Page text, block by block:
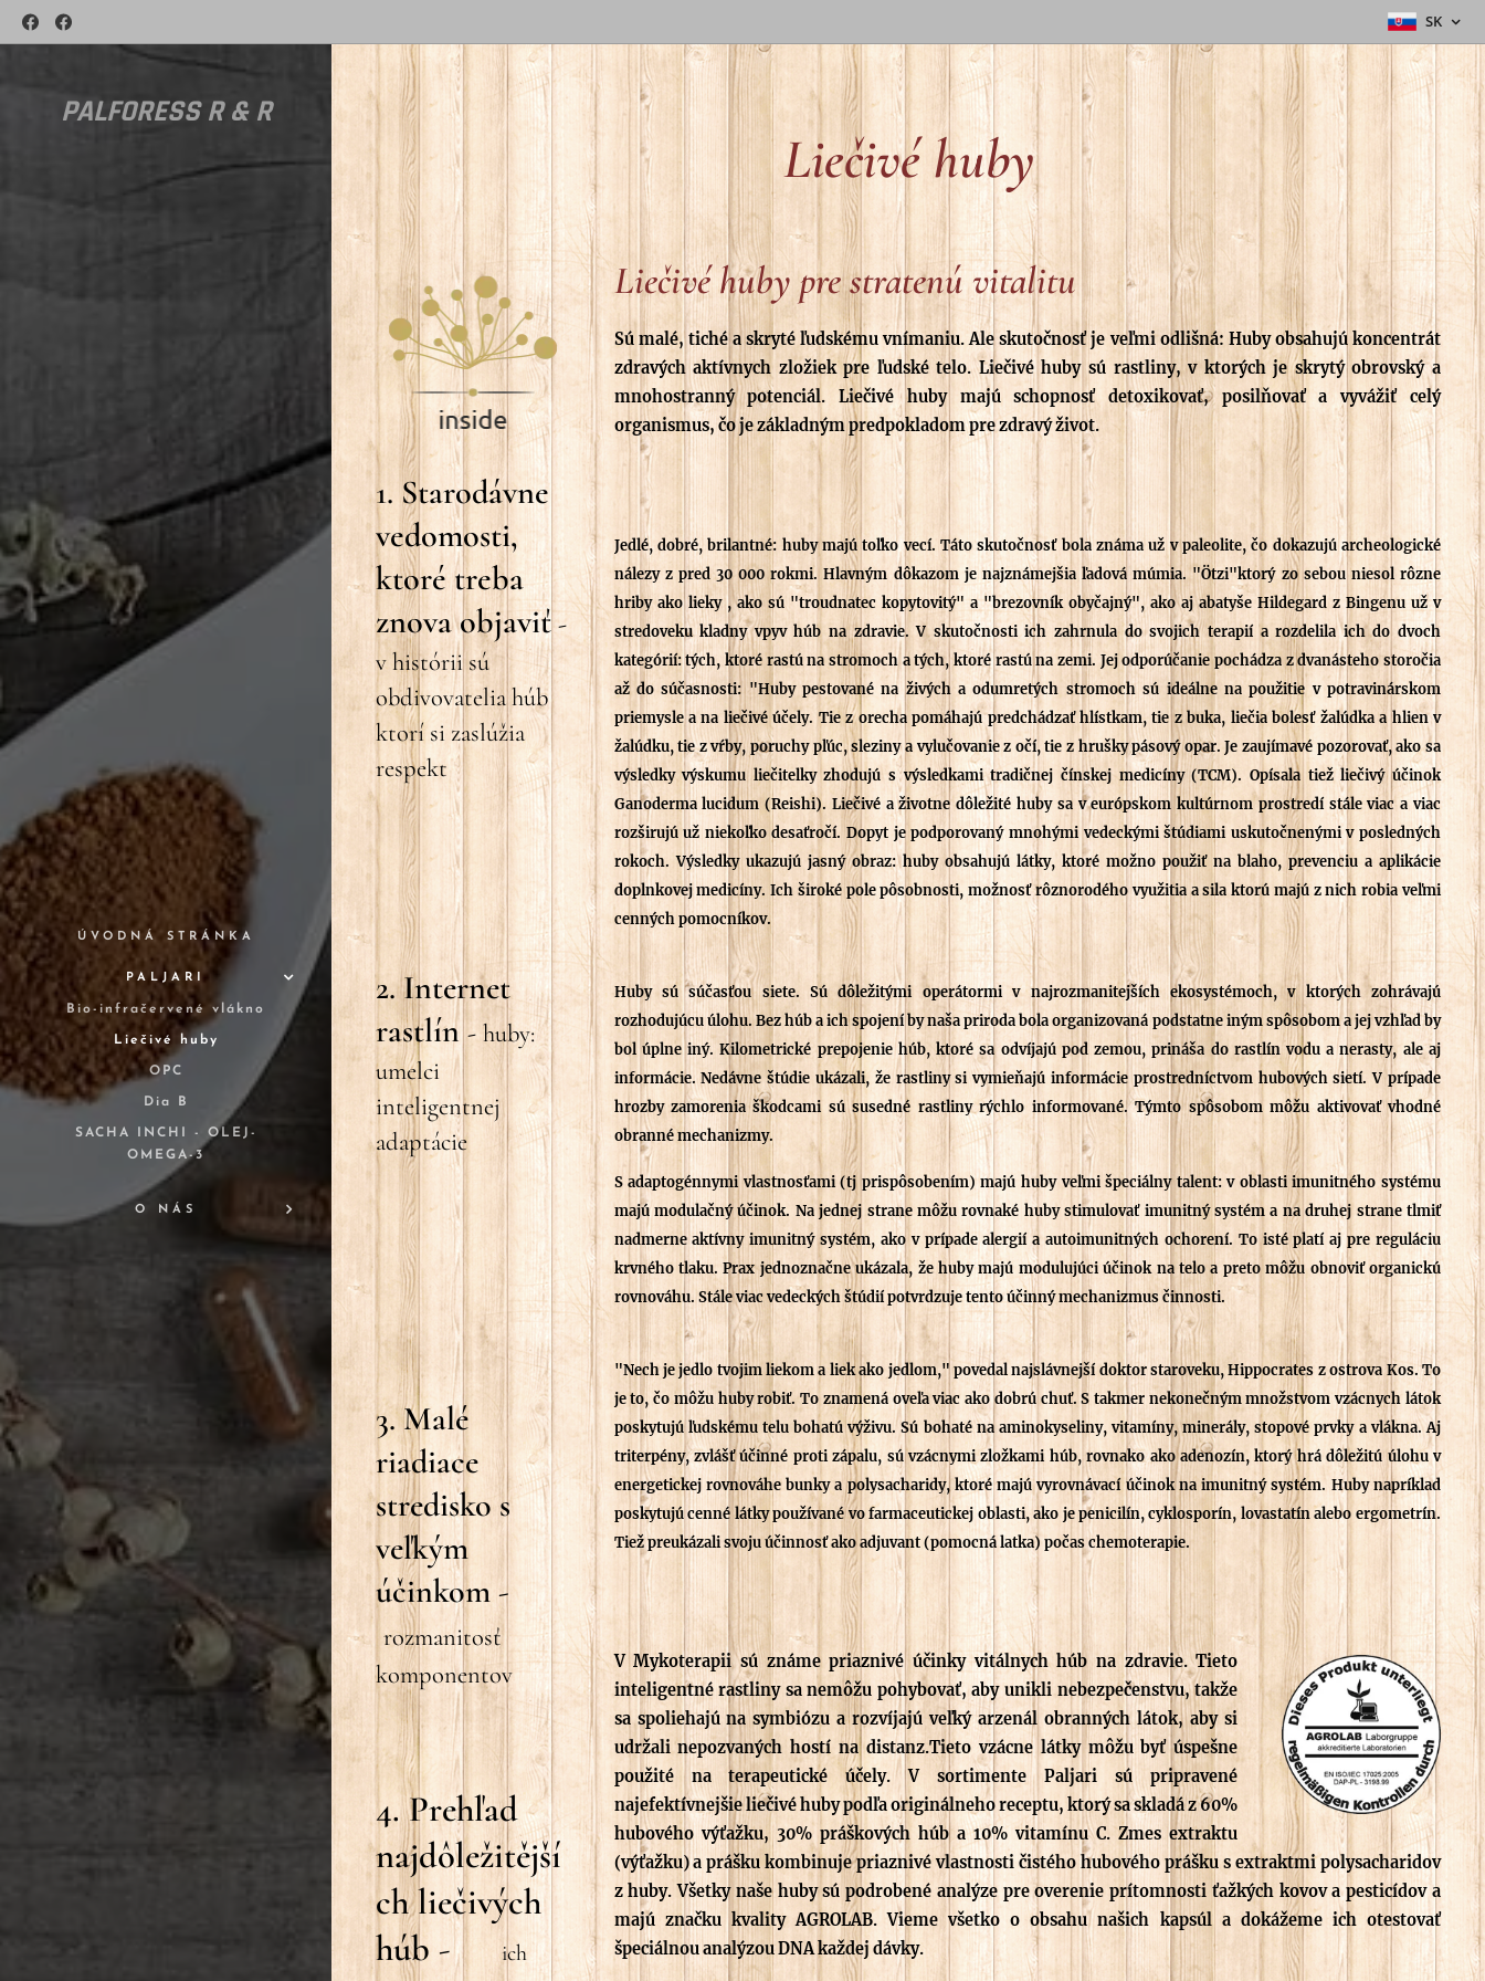
SK
PALFORESS R & R
ÚVODNÁ STRÁNKA
PALJARI
Bio-infračervené vlákno
Liečivé huby
OPC
Dia B
SACHA INCHI - OLEJ-
OMEGA-3
O NÁS
Liečivé huby
1. Starodávne
vedomosti,
ktoré treba
znova objaviť -
v histórii sú
obdivovatelia húb
ktorí si zaslúžia
respekt
2. Internet
rastlín - huby:
umelci
inteligentnej
adaptácie
3. Malé
riadiace
stredisko s
veľkým
účinkom-
rozmanitosť
komponentov
4. Prehľad
najdôležitější
ch liečivých
húb -
ich
Liečivé huby pre stratenú vitalitu
Sú malé, tiché a skryté ľudskému vnímaniu. Ale skutočnosť je veľmi odlišná: Huby obsahujú koncentrát
zdravých aktívnych zložiek pre ľudské telo. Liečivé huby sú rastliny, v ktorých je skrytý obrovský a
mnohostranný potenciál. Liečivé huby majú schopnosť detoxikovať, posilňovať a vyvážiť celý
organismus, čo je základným predpokladom pre zdravý život.
Jedlé, dobré, brilantné: huby majú toľko vecí. Táto skutočnosť bola známa už v paleolite, čo dokazujú archeologické
nálezy z pred 30 000 rokmi. Hlavným dôkazom je najznámejšia ľadová múmia. "Ötzi"ktorý zo sebou niesol rôzne
hriby ako lieky , ako sú "troudnatec kopytovitý" a "brezovník obyčajný", ako aj abatyše Hildegard z Bingenu už v
stredoveku kladny vpyv húb na zdravie. V skutočnosti ich zahrnula do svojich terapií a rozdelila ich do dvoch
kategórií: tých, ktoré rastú na stromoch a tých, ktoré rastú na zemi. Jej odporúčanie pochádza z dvanásteho storočia
až do súčasnosti: "Huby pestované na živých a odumretých stromoch sú ideálne na použitie v potravinárskom
priemysle a na liečivé účely. Tie z orecha pomáhajú predchádzať hlístkam, tie z buka, liečia bolesť žalúdka a hlien v
žalúdku, tie z vŕby, poruchy pľúc, sleziny a vylučovanie z očí, tie z hrušky pásový opar. Je zaujímavé pozorovať, ako sa
výsledky výskumu liečitelky zhodujú s výsledkami tradičnej čínskej medicíny (TCM). Opísala tiež liečivý účinok
Ganoderma lucidum (Reishi). Liečivé a životne dôležité huby sa v európskom kultúrnom prostredí stále viac a viac
rozširujú už niekoľko desaťročí. Dopyt je podporovaný mnohými vedeckými štúdiami uskutočnenými v posledných
rokoch. Výsledky ukazujú jasný obraz: huby obsahujú látky, ktoré možno použiť na blaho, prevenciu a aplikácie
doplnkovej medicíny. Ich široké pole pôsobnosti, možnosť rôznorodého využitia a sila ktorú majú z nich robia veľmi
cenných pomocníkov.
Huby sú súčasťou siete. Sú dôležitými operátormi v najrozmanitejších ekosystémoch, v ktorých zohrávajú
rozhodujúcu úlohu. Bez húb a ich spojení by naša priroda bola organizovaná podstatne iným spôsobom a jej vzhľad by
bol úplne iný. Kilometrické prepojenie húb, ktoré sa odvíjajú pod zemou, prináša do rastlín vodu a nerasty, ale aj
informácie. Nedávne štúdie ukázali, že rastliny si vymieňajú informácie prostredníctvom hubových sietí. V prípade
hrozby zamorenia škodcami sú susedné rastliny rýchlo informované. Týmto spôsobom môžu aktivovať vhodné
obranné mechanizmy.
S adaptogénnymi vlastnosťami (tj prispôsobením) majú huby veľmi špeciálny talent: v oblasti imunitného systému
majú modulačný účinok. Na jednej strane môžu rovnaké huby stimulovať imunitný systém a na druhej strane tlmiť
nadmerne aktívny imunitný systém, ako v prípade alergií a autoimunitných ochorení. To isté platí aj pre reguláciu
krvného tlaku. Prax jednoznačne ukázala, že huby majú modulujúci účinok na telo a preto môžu obnoviť organickú
rovnováhu. Stále viac vedeckých štúdií potvrdzuje tento účinný mechanizmus činnosti.
"Nech je jedlo tvojim liekom a liek ako jedlom," povedal najslávnejší doktor staroveku, Hippocrates z ostrova Kos. To
je to, čo môžu huby robiť. To znamená oveľa viac ako dobrú chuť. S takmer nekonečným množstvom vzácnych látok
poskytujú ľudskému telu bohatú výživu. Sú bohaté na aminokyseliny, vitamíny, minerály, stopové prvky a vlákna. Aj
triterpény, zvlášť účinné proti zápalu, sú vzácnymi zložkami húb, rovnako ako adenozín, ktorý hrá dôležitú úlohu v
energetickej rovnováhe bunky a polysacharidy, ktoré majú vyrovnávací účinok na imunitný systém. Huby napríklad
poskytujú cenné látky používané vo farmaceutickej oblasti, ako je penicilín, cyklosporín, lovastatín alebo ergometrín.
Tiež preukázali svoju účinnosť ako adjuvant (pomocná latka) počas chemoterapie.
V Mykoterapii sú známe priaznivé účinky vitálnych húb na zdravie. Tieto
inteligentné rastliny sa nemôžu pohybovať, aby unikli nebezpečenstvu, takže
sa spoliehajú na symbiózu a rozvíjajú veľký arzenál obranných látok, aby si
udržali nepozvaných hostí na distanz.Tieto vzácne látky môžu byť úspešne
použité na terapeutické účely. V sortimente Paljari sú pripravené
najefektívnejšie liečivé huby podľa originálneho receptu, ktorý sa skladá z 60%
hubového výťažku, 30% práškových húb a 10% vitamínu C. Zmes extraktu
(výťažku) a prášku kombinuje priaznivé vlastnosti čistého hubového prášku s extraktmi polysacharidov
z huby. Všetky naše huby sú podrobené analýze pre overenie prítomnosti ťažkých kovov a pesticídov a
majú značku kvality AGROLAB. Vieme všetko o obsahu našich kapsúl a dokážeme ich otestovať
špeciálnou analýzou DNA každej dávky.